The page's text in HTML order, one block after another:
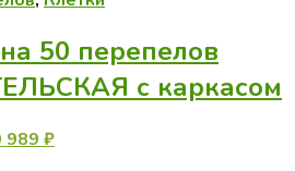
50 перепелов
с каркасом
989 ₽Текущая